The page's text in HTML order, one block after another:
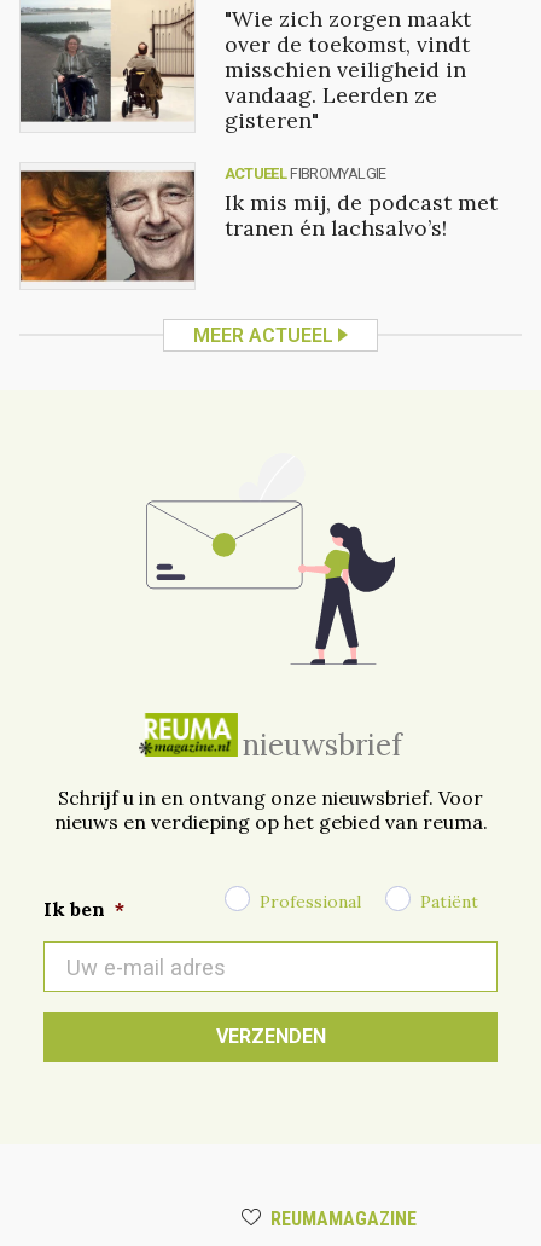
"Wie zich zorgen maakt
over de toekomst, vindt
misschien veiligheid in
vandaag. Leerden ze
gisteren"
ACTUEEL FIBROMYALGIE
Ik mis mij, de podcast met
tranen én lachsalvo’s!
MEER ACTUEEL
nieuwsbrief
Schrijf u in en ontvang onze nieuwsbrief. Voor
nieuws en verdieping op het gebied van reuma.
Ik ben * Professional Patiënt
mail
*
REUMAMAGAZINE